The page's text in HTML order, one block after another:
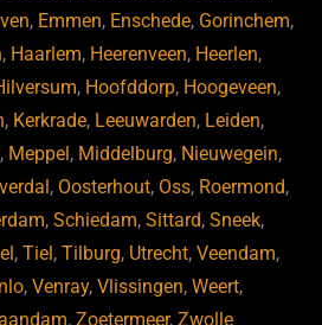
, Emmen, Enschede, Gorinchem,
, Haarlem, Heerenveen, Heerlen,
, Hoofddorp, Hoogeveen,
, Kerkrade, Leeuwarden, Leiden,
, Meppel, Middelburg, Nieuwegein,
, Oosterhout, Oss, Roermond,
, Schiedam, Sittard, Sneek,
,Tiel,Tilburg, Utrecht,Veendam,
,Venray,Vlissingen,Weert,
,Zoetermeer,Zwolle